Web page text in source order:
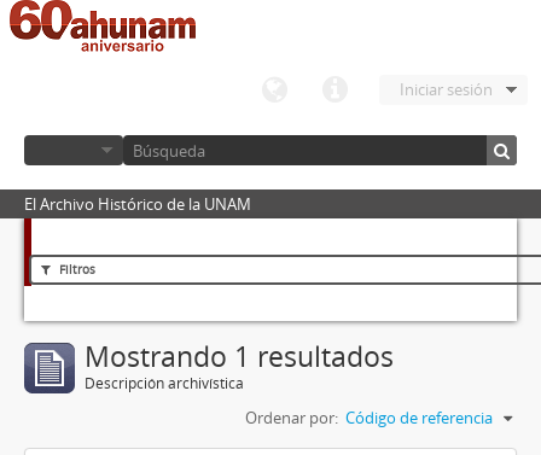
Iniciar sesión
El Archivo Histórico de la UNAM
Filtros
Mostrando 1 resultados
Descripción archivística
Ordenar por: Código de referencia